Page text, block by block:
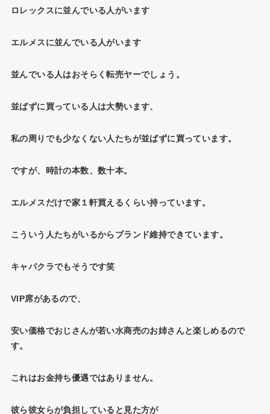
ロレックスに並んでいる人がいます
エルメスに並んでいる人がいます
並んでいる人はおそらく転売ヤーでしょう。
並ばずに買っている人は大勢います、
私の周りでも少なくない人たちが並ばずに買っています。
ですが、時計の本数、数十本。
エルメスだけで家１軒買えるくらい持っています。
こういう人たちがいるからブランド維持できています。
キャパクラでもそうです笑
VIP席があるので、
安い価格でおじさんが若い水商売のお姉さんと楽しめるので
す。
これはお金持ち優遇ではありません。
彼ら彼女らが負担していると見た方が